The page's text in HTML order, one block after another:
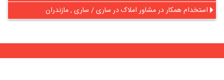
استخدام همکار در مشاور املاک در ساری / ساری , مازندران